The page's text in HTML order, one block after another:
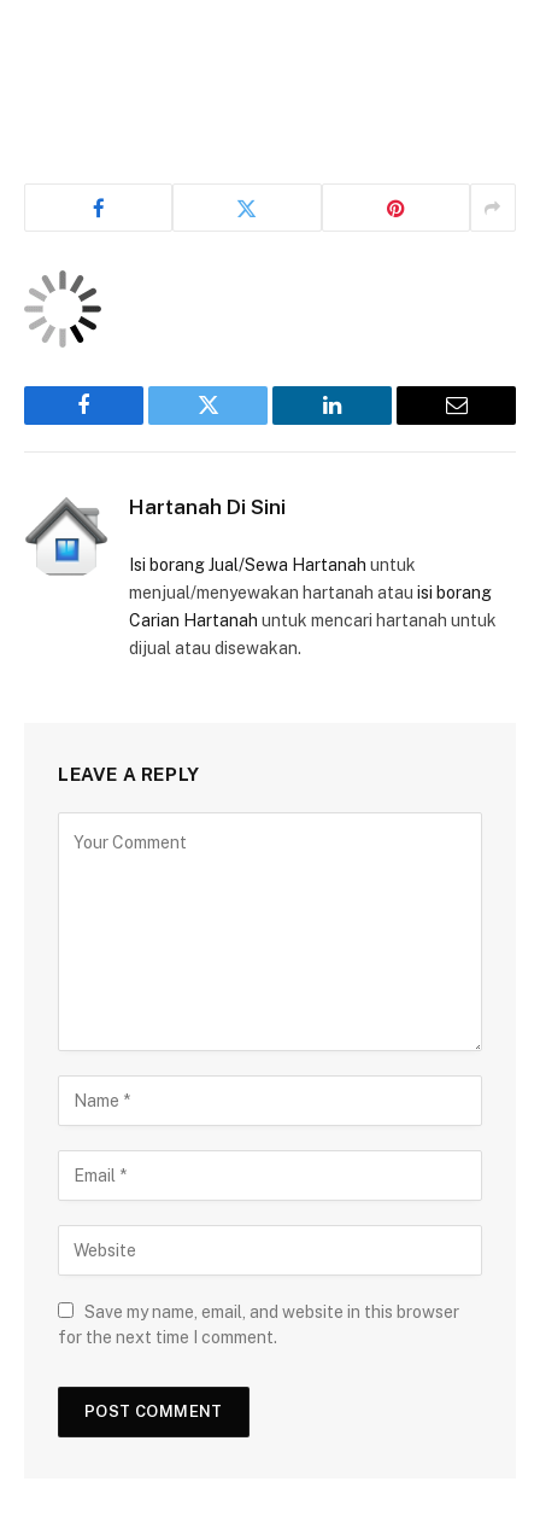
Facebook Twitter LinkedIn Email
Hartanah Di Sini
Isi borang Jual/Sewa Hartanah untuk
menjual/menyewakan hartanah atau isi borang
Carian Hartanah untuk mencari hartanah untuk
dijual atau disewakan.
LEAVE A REPLY
Save my name, email, and website in this browser
for the next time I comment.